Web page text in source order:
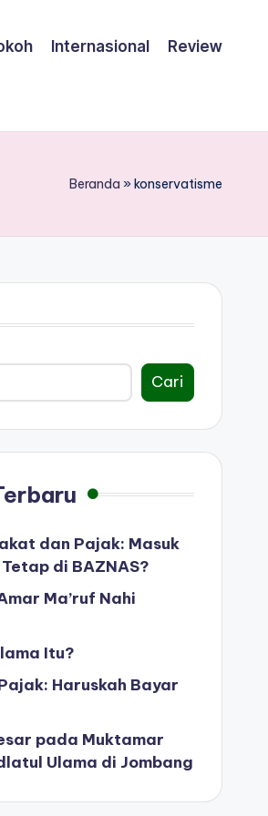
Internasional Review
Beranda »konservatisme
Cari
dan Pajak: Masuk
di BAZNAS?
Ma’ruf Nahi
Itu?
Haruskah Bayar
pada Muktamar
Ulama di Jombang